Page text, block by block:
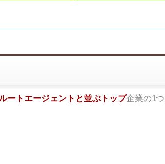
ートエージェントと並ぶトップ企業の1つ